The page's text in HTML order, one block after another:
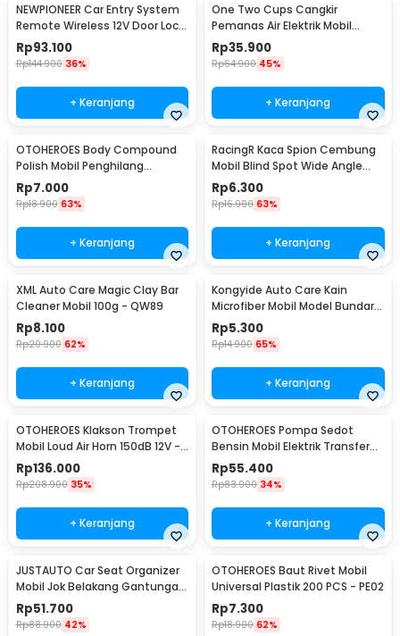
NEWPIONEER Car Entry System
Remote Wireless 12V Door Lock
Mobil - CK18
Rp93.100
Rp144.900 36%
+ Keranjang
One Two Cups Cangkir
Pemanas Air Elektrik Mobil
Travel Mug 450ml - NJ88
Rp35.900
Rp64.900 45%
+ Keranjang
OTOHEROES Body Compound
Polish Mobil Penghilang
Goresan 15g with Spons - YYC-
508
Rp7.000
Rp18.900 63%
+ Keranjang
RacingR Kaca Spion Cembung
Mobil Blind Spot Wide Angle
50mm 2 Pcs - J0027
Rp6.300
Rp16.900 63%
+ Keranjang
XML Auto Care Magic Clay Bar
Cleaner Mobil 100g - QW89
Rp8.100
Rp20.900 62%
+ Keranjang
Kongyide Auto Care Kain
Microfiber Mobil Model Bundar -
L-20
Rp5.300
Rp14.900 65%
+ Keranjang
OTOHEROES Klakson Trompet
Mobil Loud Air Horn 150dB 12V -
JD4001
Rp136.000
Rp208.900 35%
+ Keranjang
OTOHEROES Pompa Sedot
Bensin Mobil Elektrik Transfer
Pump 38mm DC 12V - CT-14
Rp55.400
Rp83.900 34%
+ Keranjang
JUSTAUTO Car Seat Organizer
Mobil Jok Belakang Gantungan
Barang Tisu - Z-354
Rp51.700
Rp88.900 42%
OTOHEROES Baut Rivet Mobil
Universal Plastik 200 PCS - PE02
Rp7.300
Rp18.900 62%